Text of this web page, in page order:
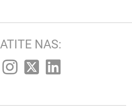
NAS: